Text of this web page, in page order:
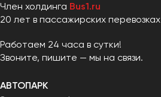
Член холдинга Bus1.ru
20 лет в пассажирских перевозках
Работаем 24 часа в сутки!
Звоните, пишите — мы на связи.
АВТОПАРК